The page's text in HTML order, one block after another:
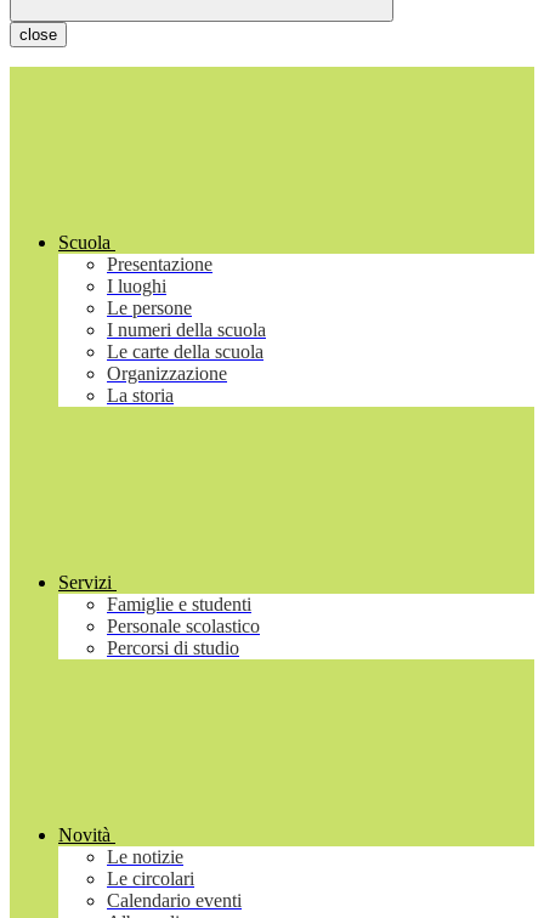
close
Scuola
Presentazione
I luoghi
Le persone
I numeri della scuola
Le carte della scuola
Organizzazione
La storia
Servizi
Famiglie e studenti
Personale scolastico
Percorsi di studio
Novità
Le notizie
Le circolari
Calendario eventi